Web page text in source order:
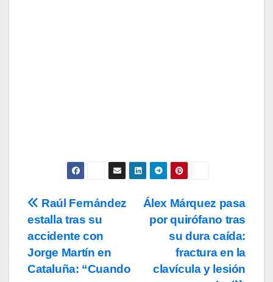
Navegación
de
entradas
Álex Márquez pasa
por quirófano tras
su dura caída:
fractura en la
clavícula y lesión
Raúl Fernández
estalla tras su
accidente con
Jorge Martín en
Cataluña: “Cuando